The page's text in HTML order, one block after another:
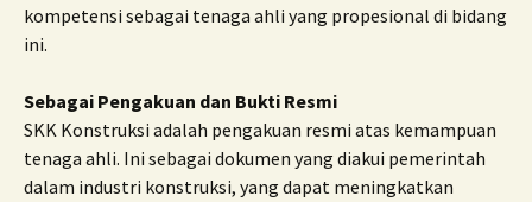
kompetensi sebagai tenaga ahli yang propesional di bidang
ini.
Sebagai Pengakuan dan Bukti Resmi
SKK Konstruksi adalah pengakuan resmi atas kemampuan
tenaga ahli. Ini sebagai dokumen yang diakui pemerintah
dalam industri konstruksi, yang dapat meningkatkan